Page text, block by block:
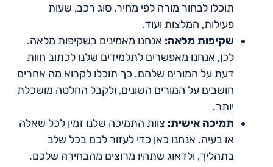
תוכלו לבחור מורה לפי מחיר, סוג רכב, שעות
פעילות, המלצות ועוד.
שקיפות מלאה: אנחנו מאמינים בשקיפות מלאה.
לכן, אנחנו מאפשרים לתלמידים שלנו לכתוב חוות
דעת על המורים שלהם. כך תוכלו לקרוא מה אחרים
חושבים על המורים השונים, ולקבל החלטה מושכלת
יותר.
תמיכה אישית: צוות התמיכה שלנו זמין לכל שאלה
או בעיה. אנחנו כאן כדי לעזור לכם בכל שלב
בתהליך, ולדאוג שתהיו מרוצים מהבחירה שלכם.